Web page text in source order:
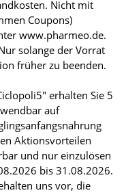
Nicht mit
Coupons)
www.pharmeo.de.
solange der Vorrat
früher zu beenden.
erhalten Sie 5
auf
Aktionsvorteilen
und nur einzulösen
bis 31.08.2026.
uns vor, die